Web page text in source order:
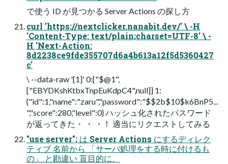
で使う ID が見つかる Server Actions の探し方
curl 'https://nextclicker.nanabit.dev/' \ -H
'Content-Type: text/plain;charset=UTF-8' \ -
H 'Next-Action:
8d2238ce9fde355707d6a4b613a12f5d5360427
c'
\ --data-raw '[1]' 0:["$@1",
["EBYDKshKtbxTnpEuKdpC4",null]] 1:
{"id":1,"name":"zaru","password":"$$2b$10$k6BnP5...
","score":280,"level":0} ハッシュ化されたパスワード
が返ってきた・ ・ ・！ 適当にリクエストしてみる
"use server"; は Server Actions にするディレク
ティブ 名前から 「サーバ処理をする時に付けるも
の」 と勘違い 盲目的に、